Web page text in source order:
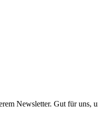
Newsletter. Gut für uns,